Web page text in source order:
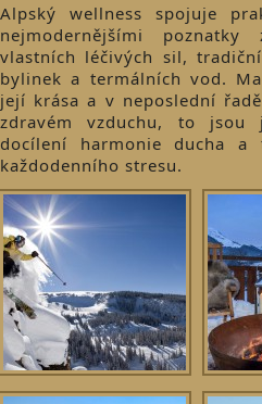
Alpský wellness spojuje
nejmodernějšími
vlastních léčivých sil,
bylinek a termálních vod.
její krása a v neposlední
zdravém vzduchu, to jsou
docílení harmonie ducha
každodenního stresu.